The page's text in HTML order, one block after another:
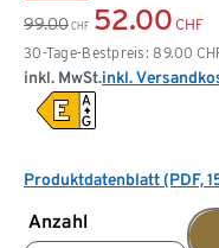
99.00 CHF 52.00 CHF
30-Tage-Bestpreis: 89.00
inkl. MwSt.inkl.
Produktdatenblatt (PDF,
Anzahl